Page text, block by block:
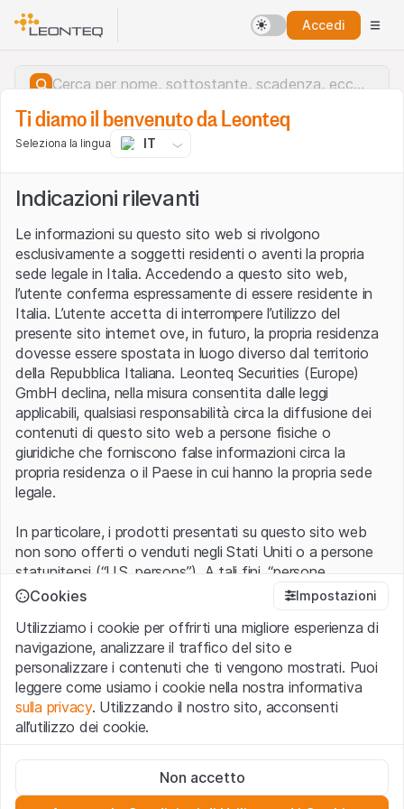
Accedi
Errore del server.
Ti diamo il benvenuto da Leonteq
Seleziona la lingua IT
Indicazioni rilevanti
Le informazioni su questo sito web si rivolgono
esclusivamente a soggetti residenti o aventi la propria
sede legale in Italia. Accedendo a questo sito web,
l’utente conferma espressamente di essere residente in
Italia. L’utente accetta di interrompere l’utilizzo del
presente sito internet ove, in futuro, la propria residenza
dovesse essere spostata in luogo diverso dal territorio
della Repubblica Italiana. Leonteq Securities (Europe)
GmbH declina, nella misura consentita dalle leggi
applicabili, qualsiasi responsabilità circa la diffusione dei
contenuti di questo sito web a persone fisiche o
giuridiche che forniscono false informazioni circa la
propria residenza o il Paese in cui hanno la propria sede
legale.
In particolare, i prodotti presentati su questo sito web
non sono offerti o venduti negli Stati Uniti o a persone
statunitensi (“U.S. persons”). A tali fini, “persone
statunitensi” vanno intese nel significato ad esse ascritto
1933 che include le persone residenti negli Stati Uniti
d’America, le società per azioni e le altre forme societarie
americane.
Condizioni di utilizzo e informazioni legali
Con l’accesso al sito web (di seguito, il “Sito”) si dichiara
avvertenze importanti e le condizioni di utilizzo ivi rese
Cookies Impostazioni
Utilizziamo i cookie per offrirti una migliore esperienza di
navigazione, analizzare il traffico del sito e
personalizzare i contenuti che ti vengono mostrati. Puoi
leggere come usiamo i cookie nella nostra informativa
sulla privacy. Utilizzando il nostro sito, acconsenti
all’utilizzo dei cookie.
Questi cookie sono necessari per il funzionamento del sito
web e non possono essere disattivati.
Non accetto